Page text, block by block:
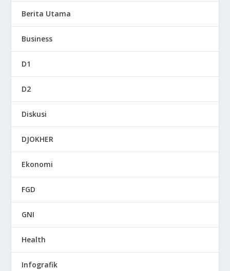
Berita Utama
Business
D1
D2
Diskusi
DJOKHER
Ekonomi
FGD
GNI
Health
Infografik